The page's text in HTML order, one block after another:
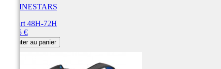
ALPINESTARS
Départ 48H-72H
74,95 €
Ajouter au panier